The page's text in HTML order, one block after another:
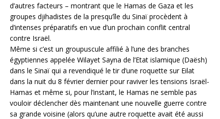
d’autres facteurs – montrant que le Hamas de Gaza et les
groupes djihadistes de la presqu’île du Sinaï procèdent à
d’intenses préparatifs en vue d’un prochain conflit central
contre Israël.
Même si c’est un groupuscule affilié à l’une des branches
égyptiennes appelée Wilayet Sayna de l’Etat islamique (Daësh)
dans le Sinaï qui a revendiqué le tir d’une roquette sur Eilat
dans la nuit du 8 février dernier pour raviver les tensions Israël-
Hamas et même si, pour l’instant, le Hamas ne semble pas
vouloir déclencher dès maintenant une nouvelle guerre contre
sa grande voisine (alors qu’une autre roquette avait été aussi